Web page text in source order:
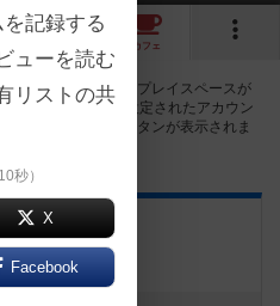
7
カフェ
ードゲームカフェ・プレイスペースが
ールの都道府県が設定されたアカウン
の店舗に絞り込むボタンが表示されま
カフェにこ家
区上大岡東1-15-25
記録する
ューを読む
リストの共
秒）
X
Facebook